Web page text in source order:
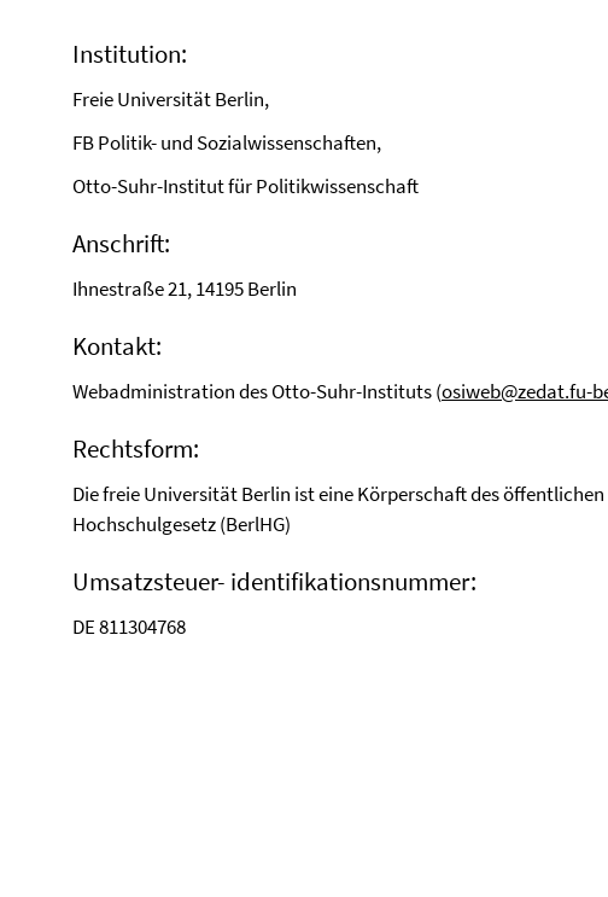
Institution:
Freie Universität Berlin,
FB Politik- und Sozialwissenschaften,
Otto-Suhr-Institut für Politikwissenschaft
Anschrift:
Ihnestraße 21, 14195 Berlin
Kontakt:
Webadministration des Otto-Suhr-Instituts (osiweb@zedat.fu-
Rechtsform:
Die freie Universität Berlin ist eine Körperschaft des
Hochschulgesetz (BerlHG)
Umsatzsteuer- identifikationsnummer:
DE 811304768